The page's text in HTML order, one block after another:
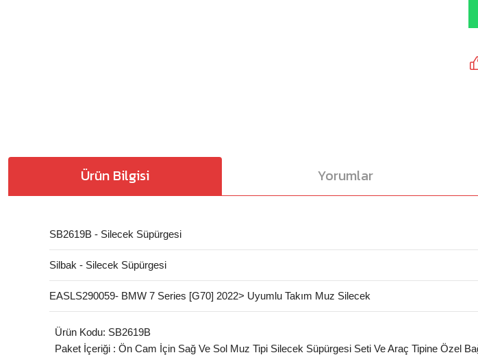
Ürün Bilgisi Yorumlar
SB2619B - Silecek Süpürgesi
Silbak - Silecek Süpürgesi
EASLS290059- BMW 7 Series [G70] 2022> Uyumlu Takım Muz Silecek
Ürün Kodu: SB2619B
Paket İçeriği : Ön Cam İçin Sağ Ve Sol Muz Tipi Silecek Süpürgesi Seti Ve Araç Tipine Özel